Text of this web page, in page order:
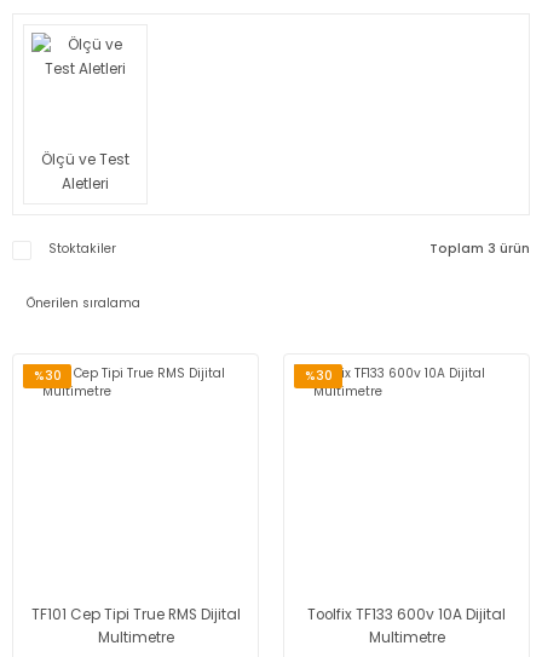
Ölçü ve Test
Aletleri
Stoktakiler Toplam 3 ürün
%30
TF101 Cep Tipi True RMS Dijital
Multimetre
%30
Toolfix TF133 600v 10A Dijital
Multimetre